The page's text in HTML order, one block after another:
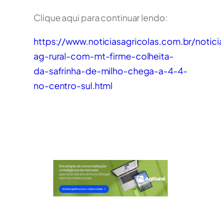
Clique aqui para continuar lendo:
https://www.noticiasagricolas.com.br/
ag-rural-com-mt-firme-colheita-
da-safrinha-de-milho-chega-a-4-4-
no-centro-sul.html